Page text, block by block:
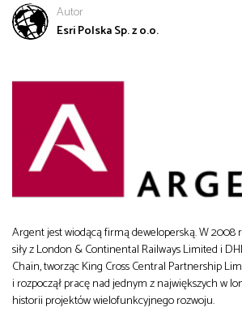
Architektura, inżynieria i
Autor
Esri Polska Sp. z o.o.
Argent jest wiodącą firmą deweloperską. W 2008
siły z London & Continental Railways Limited i
Chain, tworząc King Cross Central Partnership
i rozpoczął pracę nad jednym z największych w
historii projektów wielofunkcyjnego rozwoju.